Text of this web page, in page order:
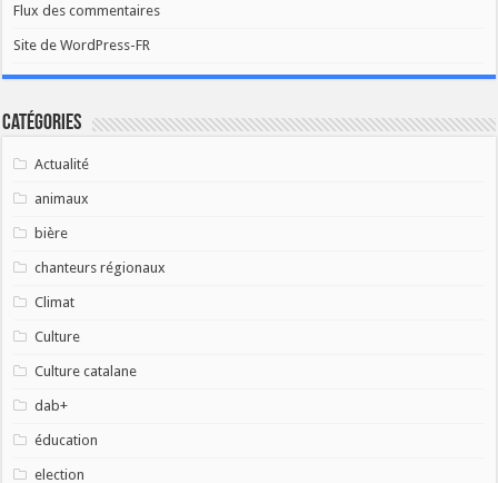
Flux des commentaires
Site de WordPress-FR
Catégories
Actualité
animaux
bière
chanteurs régionaux
Climat
Culture
Culture catalane
dab+
éducation
election